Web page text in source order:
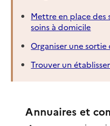
Mettre en place des
soins à domicile
Organiser une
Trouver un
Annuaires et